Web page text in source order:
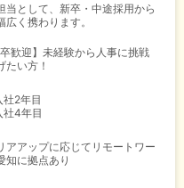
として、新卒・中途採用から
く携わります。
歓迎】未経験から人事に挑戦
たい方！
2年目
4年目
アアップに応じてリモートワー
知に拠点あり